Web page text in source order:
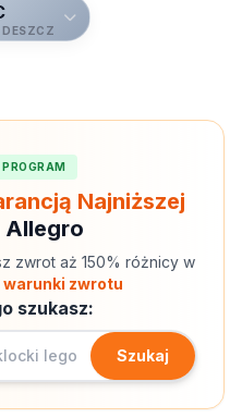
DESZCZ
Najniższej
zwrot aż 150% różnicy w
warunki zwrotu
szukasz:
Szukaj